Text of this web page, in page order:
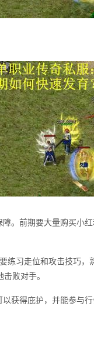
。前期要大量购买小
练习走位和攻击技巧
败对手。
获得庇护，并能参与行